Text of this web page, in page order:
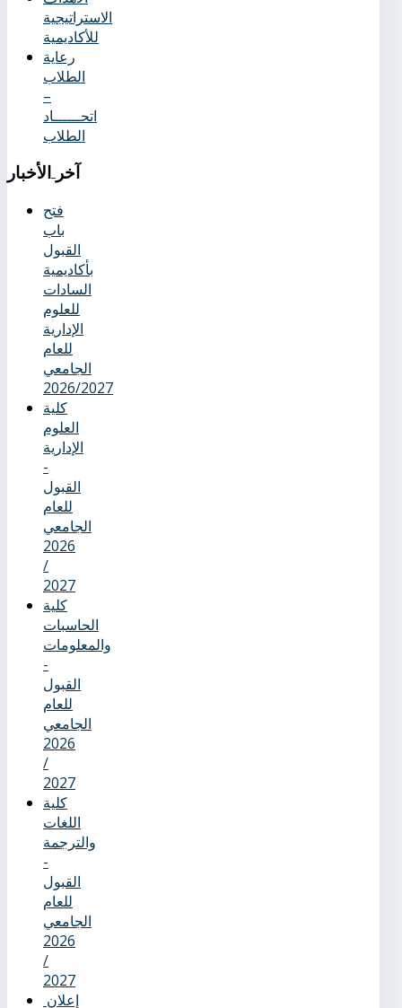
الاستراتيجية
للأكاديمية
رعاية
الطلاب
–
اتحــــــاد
الطلاب
آخر الأخبار
فتح
باب
القبول
بأكاديمية
السادات
للعلوم
الإدارية
للعام
الجامعي
2026/2027
كلية
العلوم
الإدارية
-
القبول
للعام
الجامعي
2026
/
2027
كلية
الحاسبات
والمعلومات
-
القبول
للعام
الجامعي
2026
/
2027
كلية
اللغات
والترجمة
-
القبول
للعام
الجامعي
2026
/
2027